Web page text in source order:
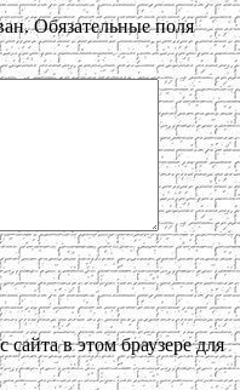
Обязательные поля
в этом браузере для